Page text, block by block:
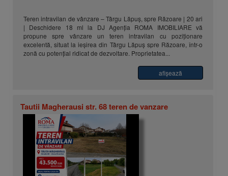
Teren intravilan de vânzare – Târgu Lăpuș, spre Răzoare | 20 ari
| Deschidere 18 ml la DJ Agenția ROMA IMOBILIARE vă
propune spre vânzare un teren intravilan cu poziționare
excelentă, situat la ieșirea din Târgu Lăpuș spre Răzoare, într-o
zonă cu potențial ridicat de dezvoltare. Proprietatea...
afişează
Tautii Magherausi str. 68 teren de vanzare